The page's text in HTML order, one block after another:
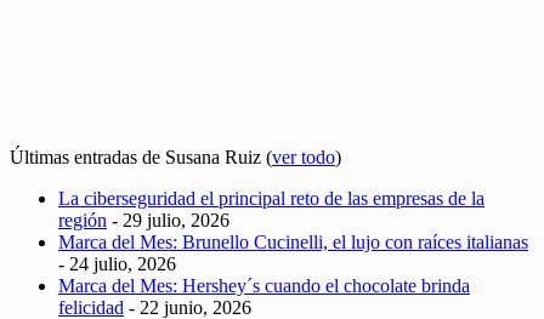
Últimas entradas de Susana Ruiz (ver todo)
La ciberseguridad el principal reto de las empresas de la
región - 29 julio, 2026
Marca del Mes: Brunello Cucinelli, el lujo con raíces italianas
- 24 julio, 2026
Marca del Mes: Hershey´s cuando el chocolate brinda
felicidad - 22 junio, 2026